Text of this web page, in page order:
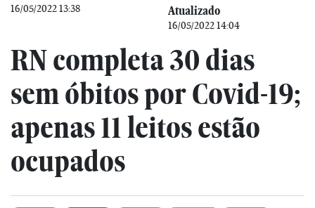
16/05/2022 13:38 Atualizado
16/05/2022 14:04
RN completa 30 dias
sem óbitos por Covid-19;
apenas 11 leitos estão
ocupados